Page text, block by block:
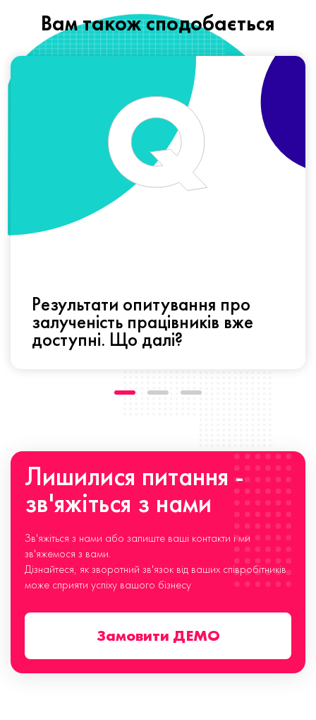
Вам також сподобається
Результати опитування про
залученість працівників вже
доступні. Що далі?
Лишилися питання -
зв'яжіться з нами
Зв'яжіться з нами або залиште ваші контакти і ми
зв'яжемося з вами.
Дізнайтеся, як зворотний зв'язок від ваших співробітників
може сприяти успіху вашого бізнесу
Замовити ДЕМО